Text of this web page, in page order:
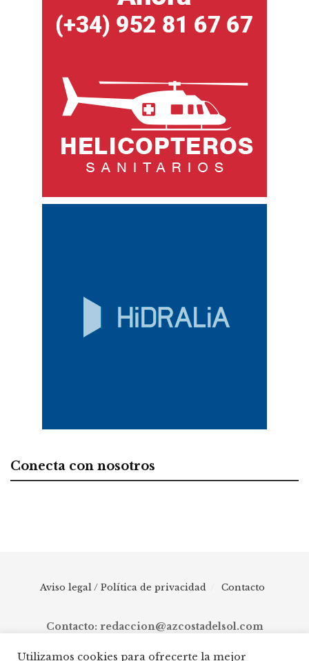
Conecta con nosotros
Aviso legal / Política de privacidad Contacto
Contacto: redaccion@azcostadelsol.com
Utilizamos cookies para ofrecerte la mejor